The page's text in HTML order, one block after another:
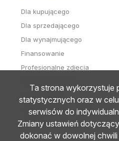
Dla kupującego
Dla sprzedającego
Dla wynajmującego
Finansowanie
Profesjonalne zdjęcia
Zdjęcia i wideo z drona
Wirtualne wizyty 3D
Ta strona wykorzystuje
statystycznych oraz w
serwisów do
Zmiany ustawień
dokonać w dowolnej